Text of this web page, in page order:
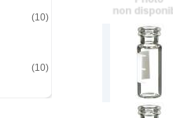
(10)
(10)